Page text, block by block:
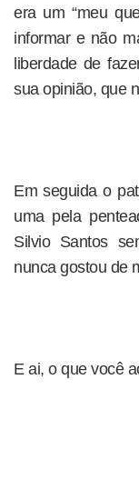
era um “meu
informar e não
liberdade de
sua opinião, que
Em seguida o
uma pela
Silvio Santos
nunca gostou de
E ai, o que você